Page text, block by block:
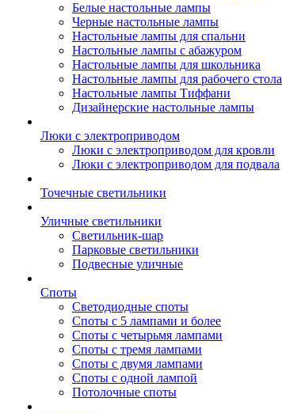
Белые настольные лампы
Черные настольные лампы
Настольные лампы для спальни
Настольные лампы с абажуром
Настольные лампы для школьника
Настольные лампы для рабочего стола
Настольные лампы Тиффани
Дизайнерские настольные лампы
Люки с электроприводом
Люки с электроприводом для кровли
Люки с электроприводом для подвала
Точечные светильники
Уличные светильники
Светильник-шар
Парковые светильники
Подвесные уличные
Споты
Светодиодные споты
Споты с 5 лампами и более
Споты с четырьмя лампами
Споты с тремя лампами
Споты с двумя лампами
Споты с одной лампой
Потолочные споты